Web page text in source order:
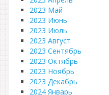
2023 Май
2023 Июнь
2023 Июль
2023 Август
2023 Сентябрь
2023 Октябрь
2023 Ноябрь
2023 Декабрь
2024 Январь